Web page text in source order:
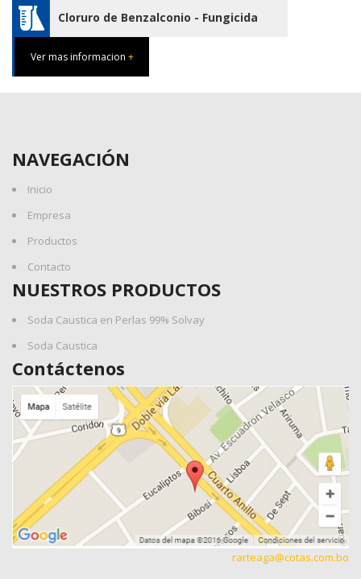
Cloruro de Benzalconio - Fungicida
Ver mas informacion +
NAVEGACIÓN
Inicio
Empresa
Productos
Contacto
NUESTROS PRODUCTOS
Soda Caustica en Perlas 99% Solvay
Soda Caustica
Contáctenos
rarteaga@cotas.com.bo